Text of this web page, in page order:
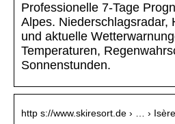
Professionelle 7-Tage
Alpes. Niederschlagsradar,
und aktuelle
Temperaturen,
Sonnenstunden.
http s://www.skiresort.de › … ›